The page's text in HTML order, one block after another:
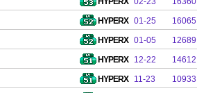
HYPERX 01-25 16065
HYPERX 01-05 12689
HYPERX 12-22 14612
HYPERX 11-23 10933